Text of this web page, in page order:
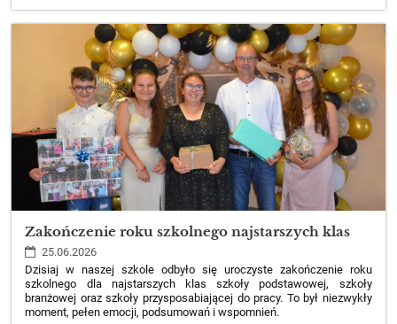
Zakończenie roku szkolnego najstarszych klas
25.06.2026
Dzisiaj w naszej szkole odbyło się uroczyste zakończenie roku
szkolnego dla najstarszych klas szkoły podstawowej, szkoły
branżowej oraz szkoły przysposabiającej do pracy. To był niezwykły
moment, pełen emocji, podsumowań i wspomnień.